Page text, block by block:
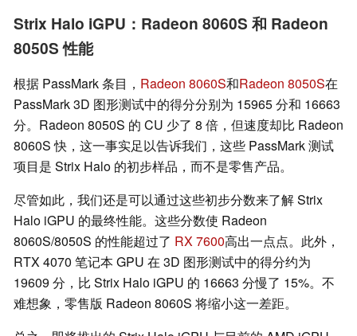
Strix Halo iGPU：Radeon 8060S 和 Radeon
8050S 性能
根据 PassMark 条目， Radeon 8060S和Radeon 8050S在
PassMark 3D 图形测试中的得分分别为 15965 分和 16663
分。Radeon 8050S 的 CU 少了 8 倍，但速度却比 Radeon
8060S 快，这一事实足以告诉我们，这些 PassMark 测试
项目是 Strix Halo 的初步样品，而不是零售产品。
尽管如此，我们还是可以通过这些初步分数来了解 Strix
Halo iGPU 的最终性能。这些分数使 Radeon
8060S/8050S 的性能超过了 RX 7600高出一点点。此外，
RTX 4070 笔记本 GPU 在 3D 图形测试中的得分约为
19609 分，比 Strix Halo iGPU 的 16663 分慢了 15%。不
难想象，零售版 Radeon 8060S 将缩小这一差距。